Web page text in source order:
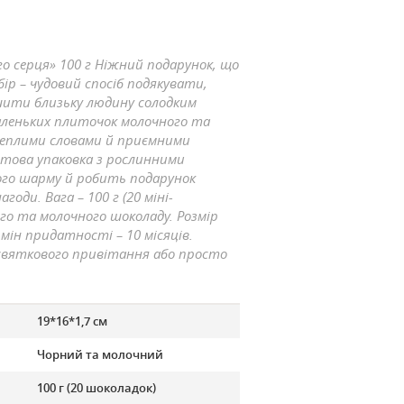
серця» 100 г Ніжний подарунок, що
– чудовий спосіб подякувати,
близьку людину солодким
плиточок молочного та
словами й приємними
упаковка з рослинними
шарму й робить подарунок
Вага – 100 г (20 міні-
та молочного шоколаду. Розмір
придатності – 10 місяців.
привітання або просто
19*16*1,7 см
Чорний та молочний
100 г (20 шоколадок)